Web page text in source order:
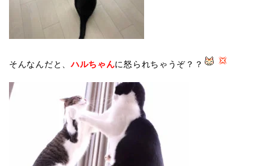
そんなんだと、ハルちゃんに怒られちゃうぞ？？